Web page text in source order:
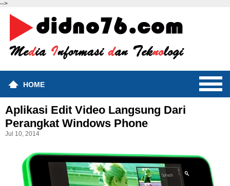
-->
HOME
Aplikasi Edit Video Langsung Dari
Perangkat Windows Phone
Jul 10, 2014